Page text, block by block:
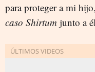
para proteger a mi
caso Shirtum junto a